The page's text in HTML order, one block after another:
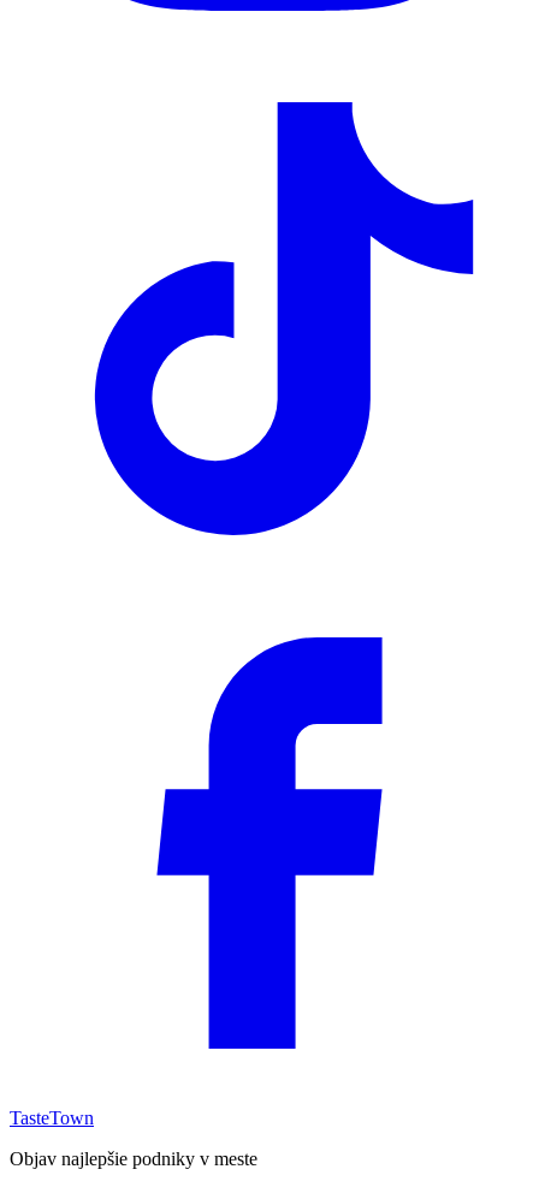
TasteTown
Objav najlepšie podniky v meste